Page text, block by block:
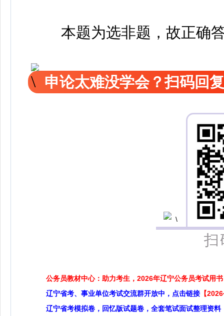
本题为选非题，故正确
申论太难没学会？扫码回
扫
公务员教材中心：助力考生，2026年辽宁公务员考试用书
辽宁省考、事业单位考试交流群开放中，点击链接 【
辽宁省考模拟卷，回忆版试题卷，全套笔试面试整理资料